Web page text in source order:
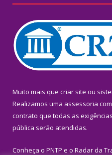
Muito mais que criar site ou
Realizamos uma assessoria
contrato que todas as
pública serão atendidas.
Conheça o PNTP e o Radar da